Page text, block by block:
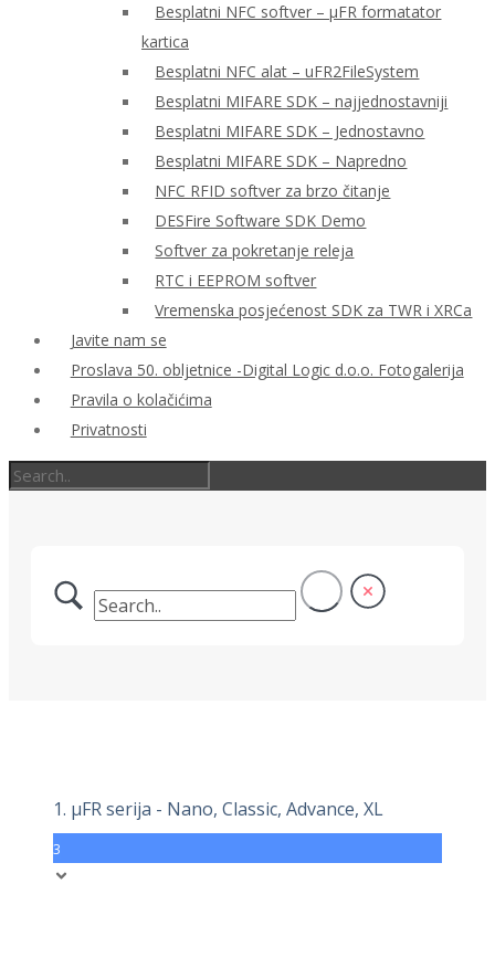
Besplatni NFC softver – μFR formatator
kartica
Besplatni NFC alat – uFR2FileSystem
Besplatni MIFARE SDK – najjednostavniji
Besplatni MIFARE SDK – Jednostavno
Besplatni MIFARE SDK – Napredno
NFC RFID softver za brzo čitanje
DESFire Software SDK Demo
Softver za pokretanje releja
RTC i EEPROM softver
Vremenska posjećenost SDK za TWR i XRCa
Javite nam se
Proslava 50. obljetnice -Digital Logic d.o.o. Fotogalerija
Pravila o kolačićima
Privatnosti
1. μFR serija - Nano, Classic, Advance, XL
3